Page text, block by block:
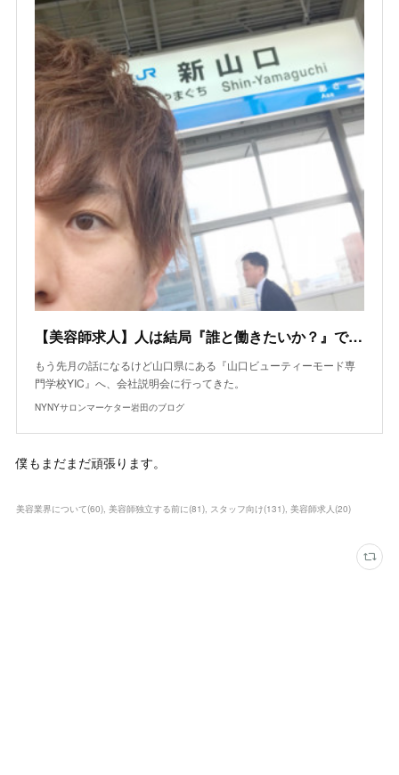
【美容師求人】人は結局『誰と働きたいか？』で大きな夢を追うことができる！
もう先月の話になるけど山口県にある『山口ビューティーモード専
門学校YIC』へ、会社説明会に行ってきた。
NYNYサロンマーケター岩田のブログ
僕もまだまだ頑張ります。
美容業界について(60) 美容師独立する前に(81) スタッフ向け(131) 美容師求人(20)